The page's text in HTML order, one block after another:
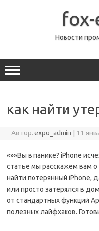
Новости
как найти
Автор: expo_admin 11
«»»Вы в панике? iPhone
статье мы расскажем вам
найти потерянный iPhone,
или просто затерялся в
от стандартных функций
полезных лайфхаков.